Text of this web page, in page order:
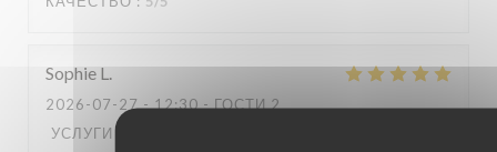
Sophie L
2026-07-27- 12:30 - ГОСТИ 2
УСЛУГИ: